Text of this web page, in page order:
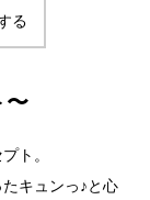
る
〜
ト。
キュンっ♪と心